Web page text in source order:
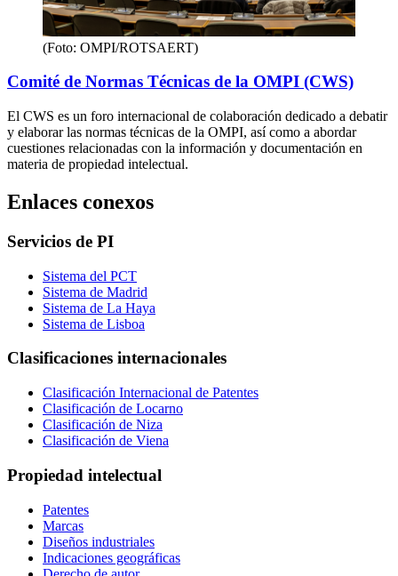
(Foto: OMPI/ROTSAERT)
Comité de Normas Técnicas de la OMPI (CWS)
El CWS es un foro internacional de colaboración dedicado a debatir
y elaborar las normas técnicas de la OMPI, así como a abordar
cuestiones relacionadas con la información y documentación en
materia de propiedad intelectual.
Enlaces conexos
Servicios de PI
Sistema del PCT
Sistema de Madrid
Sistema de La Haya
Sistema de Lisboa
Clasificaciones internacionales
Clasificación Internacional de Patentes
Clasificación de Locarno
Clasificación de Niza
Clasificación de Viena
Propiedad intelectual
Patentes
Marcas
Diseños industriales
Indicaciones geográficas